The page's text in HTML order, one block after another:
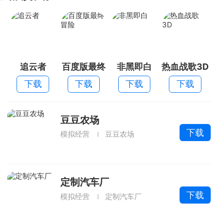
追云者
下载
百度版最终
冒险
下载
非黑即白
下载
热血战歌3D
下载
豆豆农场
模拟经营 豆豆农场 下载
定制汽车厂
模拟经营 定制汽车厂 下载